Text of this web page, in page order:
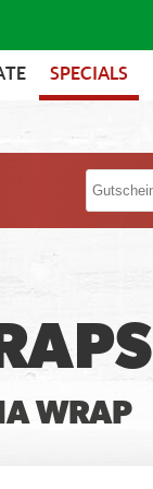
SPECIALS
WRAP